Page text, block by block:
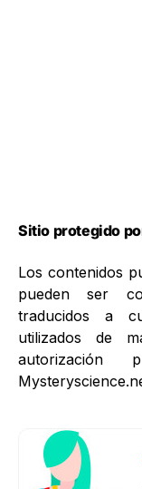
Sitio protegido
Los contenidos
pueden ser
traducidos a
utilizados de